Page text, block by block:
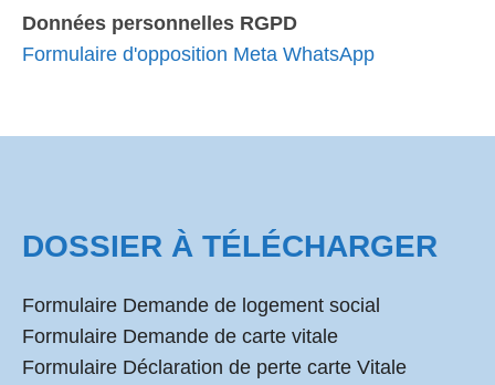
Données personnelles RGPD
Formulaire d'opposition Meta WhatsApp
DOSSIER À TÉLÉCHARGER
Formulaire Demande de logement social
Formulaire Demande de carte vitale
Formulaire Déclaration de perte carte Vitale